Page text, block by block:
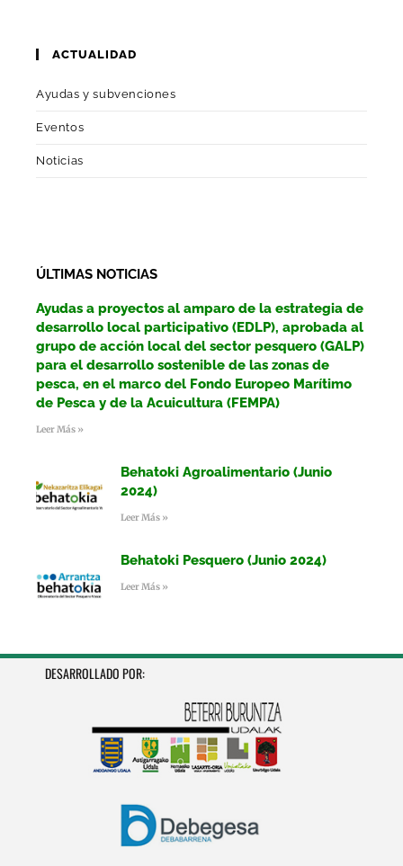
ACTUALIDAD
Ayudas y subvenciones
Eventos
Noticias
ÚLTIMAS NOTICIAS
Ayudas a proyectos al amparo de la estrategia de
desarrollo local participativo (EDLP), aprobada al
grupo de acción local del sector pesquero (GALP)
para el desarrollo sostenible de las zonas de
pesca, en el marco del Fondo Europeo Marítimo
de Pesca y de la Acuicultura (FEMPA)
Leer Más »
Behatoki Agroalimentario (Junio
2024)
Leer Más »
Behatoki Pesquero (Junio 2024)
Leer Más »
DESARROLLADO POR: